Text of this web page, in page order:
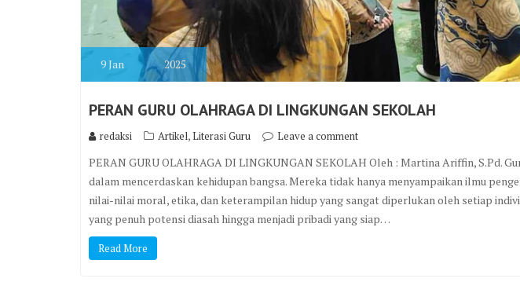
9Jan 2025
PERAN GURU OLAHRAGA DI LINGKUNGAN SEKOLAH
redaksi Artikel,Literasi Guru Leave a comment
PERAN GURU OLAHRAGA DI LINGKUNGAN SEKOLAH Oleh : Martina Ariffin, S.Pd.
dalam mencerdaskan kehidupan bangsa. Mereka tidak hanya menyampaikan ilmu
nilai-nilai moral, etika, dan keterampilan hidup yang sangat diperlukan oleh setiap
yang penuh potensi diasah hingga menjadi pribadi yang siap…
Read More